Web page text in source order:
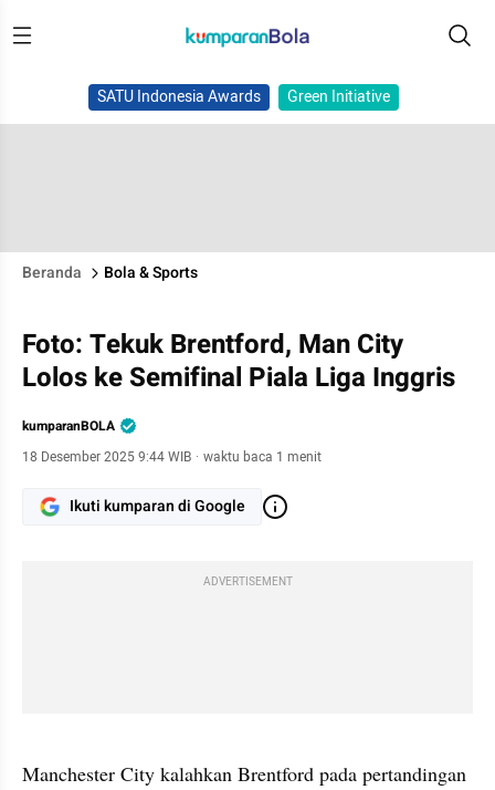
SATU Indonesia Awards Green Initiative
Beranda Bola & Sports
Foto: Tekuk Brentford, Man City
Lolos ke Semifinal Piala Liga Inggris
kumparanBOLA
18 Desember 2025 9:44 WIB · waktu baca 1 menit
Ikuti kumparan di Google
ADVERTISEMENT
Manchester City kalahkan Brentford pada pertandingan